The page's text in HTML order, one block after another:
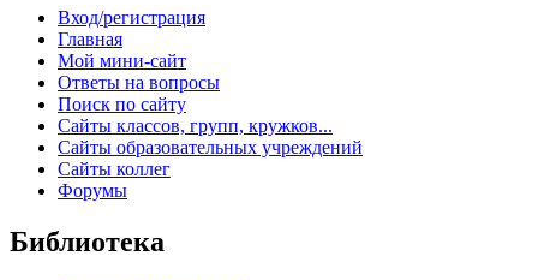
Вход/регистрация
Главная
Мой мини-сайт
Ответы на вопросы
Поиск по сайту
Сайты классов, групп, кружков...
Сайты образовательных учреждений
Сайты коллег
Форумы
Библиотека